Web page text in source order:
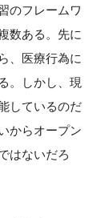
のフレームワ
数ある。先に
、医療行為に
。しかし、現
しているのだ
からオープン
はないだろ